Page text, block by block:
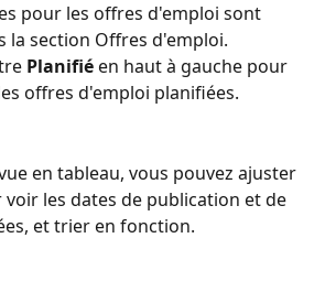
pour les offres d'emploi sont
la section Offres d'emploi.
Planifié en haut à gauche pour
offres d'emploi planifiées.
en tableau, vous pouvez ajuster
les dates de publication et de
et trier en fonction.